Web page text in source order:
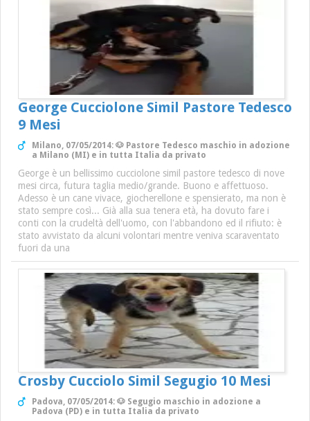
George Cucciolone Simil Pastore Tedesco
9 Mesi
Milano, 07/05/2014: 🐶 Pastore Tedesco maschio in adozione
a Milano (MI) e in tutta Italia da privato
George è un bellissimo cucciolone simil pastore tedesco di nove
mesi circa, futura taglia medio/grande. Buono e affettuoso.
Adesso è un cane vivace, giocherellone e spensierato, ma non è
stato sempre così... Già alla sua tenera età, ha dovuto fare i
conti con la crudeltà dell'uomo, con l'abbandono ed il rifiuto: è
stato avvistato da alcuni volontari mentre veniva scaraventato
fuori da una
Crosby Cucciolo Simil Segugio 10 Mesi
Padova, 07/05/2014: 🐶 Segugio maschio in adozione a
Padova (PD) e in tutta Italia da privato